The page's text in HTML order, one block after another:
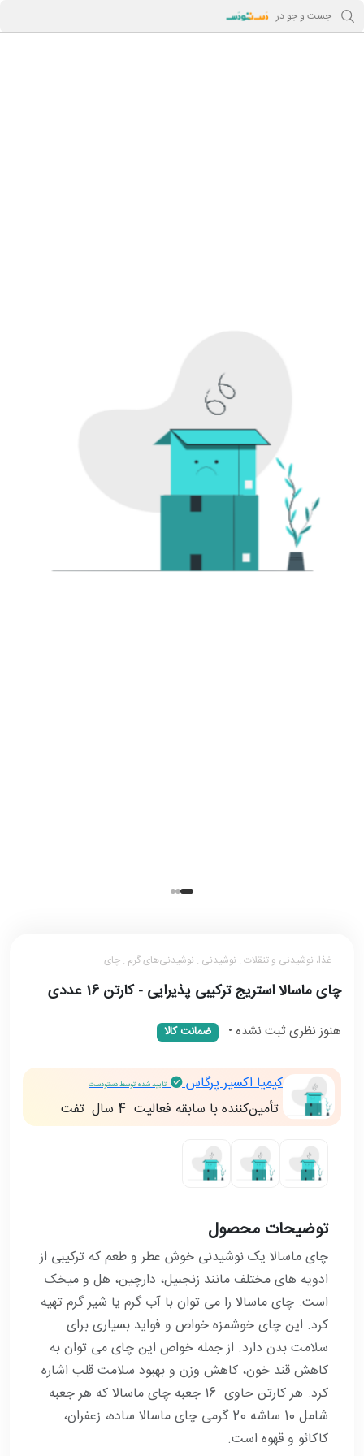
جست و جو در
غذا، نوشیدنی و تنقلات . نوشیدنی . نوشیدنی‌های گرم . چای
چای ماسالا استریج ترکیبی پذیرایی - کارتن 16 عددی
هنوز نظری ثبت نشده • ضمانت کالا
کیمیا اکسیر پرگاس تایید شده توسط دستودست
تأمین‌کننده با سابقه فعالیت 4 سال تفت
توضیحات محصول
چای ماسالا یک نوشیدنی خوش عطر و طعم که ترکیبی از
ادویه های مختلف مانند زنجبیل، دارچین، هل و میخک
است. چای ماسالا را می توان با آب گرم یا شیر گرم تهیه
کرد. این چای خوشمزه خواص و فواید بسیاری برای
سلامت بدن دارد. از جمله خواص این چای می توان به
کاهش قند خون، کاهش وزن و بهبود سلامت قلب اشاره
کرد. هر کارتن حاوی 16 جعبه چای ماسالا که هر جعبه
شامل 10 ساشه 20 گرمی چای ماسالا ساده، زعفران،
کاکائو و قهوه است.